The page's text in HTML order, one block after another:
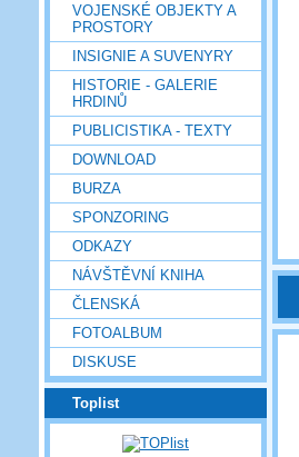
VOJENSKÉ OBJEKTY A
PROSTORY
INSIGNIE A SUVENYRY
HISTORIE - GALERIE
HRDINŮ
PUBLICISTIKA - TEXTY
DOWNLOAD
BURZA
SPONZORING
ODKAZY
NÁVŠTĚVNÍ KNIHA
ČLENSKÁ
FOTOALBUM
DISKUSE
Toplist